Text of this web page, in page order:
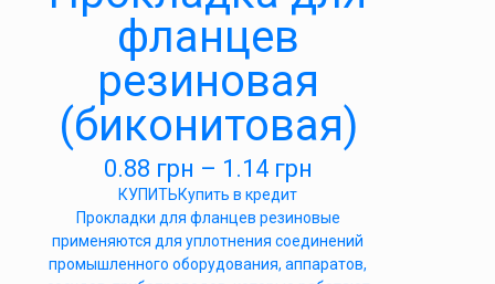
фланцев
резиновая
(биконитовая)
0.88 грн – 1.14 грн
КУПИТЬКупить в кредит
Прокладки для фланцев резиновые
применяются для уплотнения соединений
промышленного оборудования, аппаратов,